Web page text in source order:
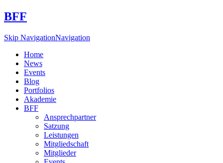
BFF
Skip NavigationNavigation
Home
News
Events
Blog
Portfolios
Akademie
BFF
Ansprechpartner
Satzung
Leistungen
Mitgliedschaft
Mitglieder